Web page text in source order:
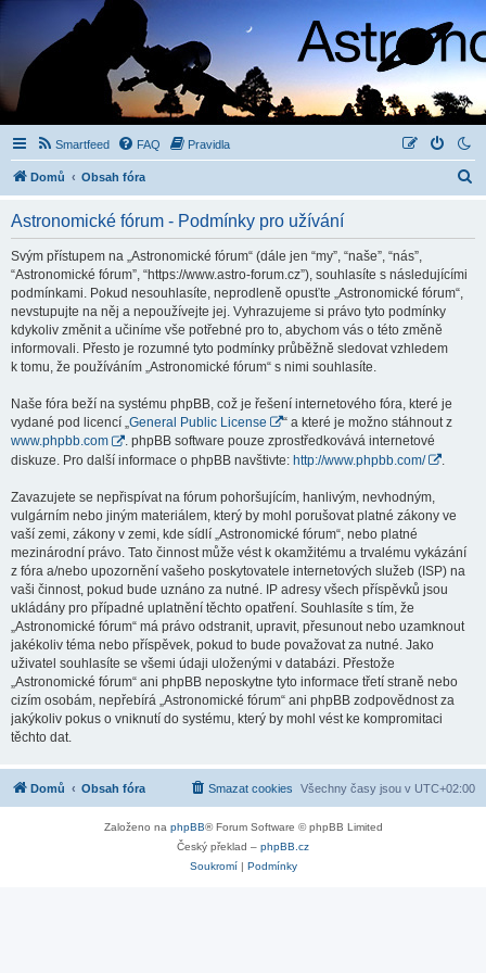
Smartfeed FAQ Pravidla
Domů Obsah fóra
Astronomické fórum - Podmínky pro užívání
Svým přístupem na „Astronomické fórum“ (dále jen “my”, “naše”, “nás”,
“Astronomické fórum”, “https://www.astro-forum.cz”), souhlasíte s následujícími
podmínkami. Pokud nesouhlasíte, neprodleně opusťte „Astronomické fórum“,
nevstupujte na něj a nepoužívejte jej. Vyhrazujeme si právo tyto podmínky
kdykoliv změnit a učiníme vše potřebné pro to, abychom vás o této změně
informovali. Přesto je rozumné tyto podmínky průběžně sledovat vzhledem
k tomu, že používáním „Astronomické fórum“ s nimi souhlasíte.
Naše fóra beží na systému phpBB, což je řešení internetového fóra, které je
vydané pod licencí „General Public License
“ a které je možno stáhnout z
www.phpbb.com
. phpBB software pouze zprostředkovává internetové
diskuze. Pro další informace o phpBB navštivte: http://www.phpbb.com/
Zavazujete se nepřispívat na fórum pohoršujícím, hanlivým, nevhodným,
vulgárním nebo jiným materiálem, který by mohl porušovat platné zákony ve
vaší zemi, zákony v zemi, kde sídlí „Astronomické fórum“, nebo platné
mezinárodní právo. Tato činnost může vést k okamžitému a trvalému vykázání
z fóra a/nebo upozornění vašeho poskytovatele internetových služeb (ISP) na
vaši činnost, pokud bude uznáno za nutné. IP adresy všech příspěvků jsou
ukládány pro případné uplatnění těchto opatření. Souhlasíte s tím, že
„Astronomické fórum“ má právo odstranit, upravit, přesunout nebo uzamknout
jakékoliv téma nebo příspěvek, pokud to bude považovat za nutné. Jako
uživatel souhlasíte se všemi údaji uloženými v databázi. Přestože
„Astronomické fórum“ ani phpBB neposkytne tyto informace třetí straně nebo
cizím osobám, nepřebírá „Astronomické fórum“ ani phpBB zodpovědnost za
jakýkoliv pokus o vniknutí do systému, který by mohl vést ke kompromitaci
těchto dat.
Domů Obsah fóra Všechny časy jsou v UTC+02:00
Smazat cookies
Založeno na phpBB® Forum Software © phpBB Limited
Český překlad – phpBB.cz
Soukromí| Podmínky